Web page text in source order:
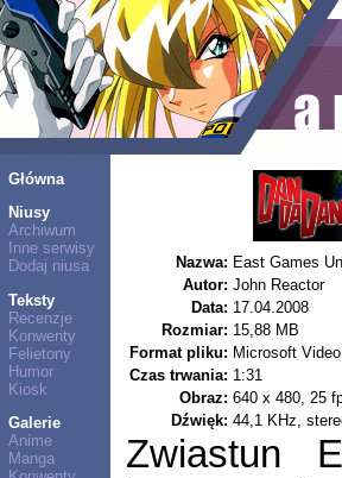
Główna
Niusy
Archiwum
Inne serwisy
Dodaj niusa
Teksty
Recenzje
Konwenty
Felietony
Humor
Kiosk
Galerie
Anime
Manga
Nazwa: East Games
Autor: John Reactor
Data: 17.04.2008
Rozmiar: 15,88 MB
Format pliku: Microsoft
Czas trwania: 1:31
Obraz: 640 x 480, 25
Dźwięk: 44,1 KHz,
Zwiastun